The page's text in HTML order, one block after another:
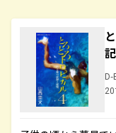
D-